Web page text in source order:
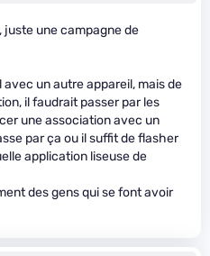
juste une campagne de
un autre appareil, mais de
il faudrait passer par les
une association avec un
par ça ou il suffit de flasher
application liseuse de
des gens qui se font avoir